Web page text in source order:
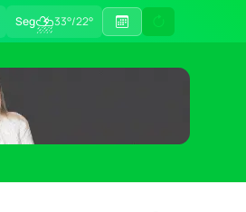
Seg⛈33°/22°